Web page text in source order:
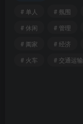
# 单人
# 氛围
# 休闲
# 管理
# 阖家
# 经济
# 火车
# 交通运输